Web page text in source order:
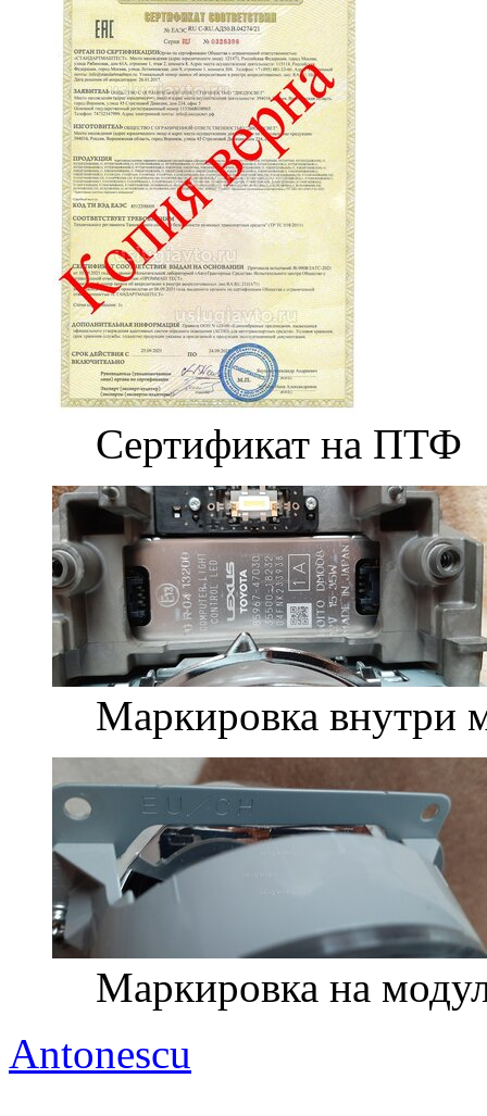
Сертификат на ПТФ
Маркировка внутри
Маркировка на
Antonescu